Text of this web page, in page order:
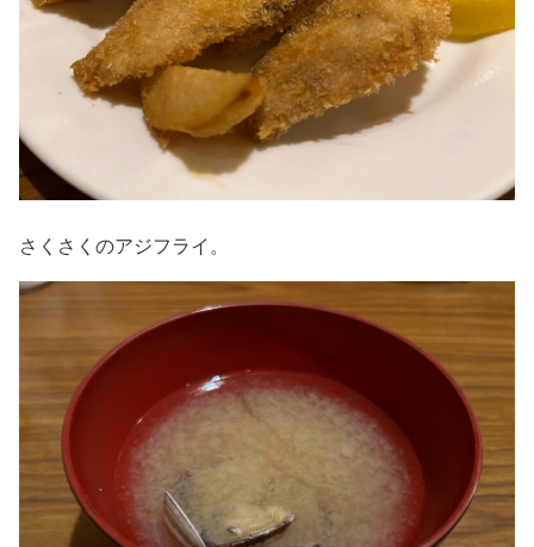
さくさくのアジフライ。